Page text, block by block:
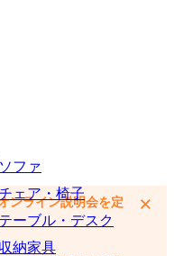
ソファ
ェア・椅子
テーブル・デスク
収納家具
トに追加できます
ンライン説明会を定
×